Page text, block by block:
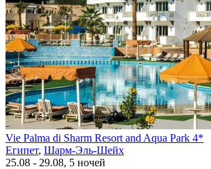
Vie Palma di Sharm Resort and Aqua Park 4*
Египет, Шарм-Эль-Шейх
25.08 - 29.08, 5 ночей